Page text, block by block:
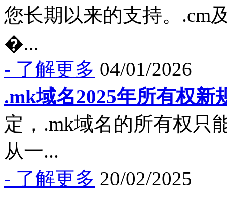
您长期以来的支持。.cm
�...
- 了解更多 04/01/2026
.mk域名2025年所有权新
定，.mk域名的所有权只
从一...
- 了解更多 20/02/2025